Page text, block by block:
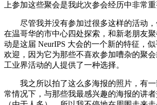
上参加这些聚会是我此次参会经历中非常重
尽管我并没有参加过很多这样的活动，
在温哥华的市中心四处探索，和新老朋友
动是这届 NeurIPS 大会的一个新的特征，
欢迎，因为它为那些不喜欢参加嘈杂的聚
工业界活动的人提供了一种选择。
我之所以拍了这么多海报的照片，有一
常情况下，与那些我最感兴趣的海报的讲